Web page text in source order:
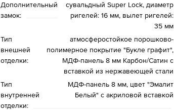
Дополнительный
замок:
сувальдный Super Lock, диаметр
ригелей: 16 мм, вылет ригелей:
35 мм
Тип
внешней
отделки:
атмосферостойкое порошково-
полимерное покрытие "Букле графит",
МДФ-панель 8 мм Карбон/Сатин с
вставкой из нержавеющей стали
Тип
внутренней
отделки:
МДФ-панель 8 мм, цвет "Эмалит
Белый" с акриловой вставкой